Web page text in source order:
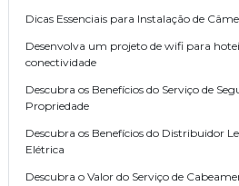
Dicas Essenciais para Instalação de
Desenvolva um projeto de wifi para
conectividade
Descubra os Benefícios do Serviço de
Propriedade
Descubra os Benefícios do Distribuidor
Elétrica
Descubra o Valor do Serviço de